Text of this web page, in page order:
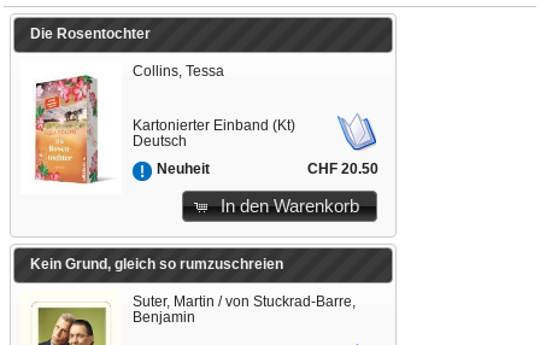
Die Rosentochter
Collins, Tessa
Kartonierter Einband (Kt)
Deutsch
Neuheit
CHF 20.50
In den Warenkorb
Kein Grund, gleich so rumzuschreien
Suter, Martin / von Stuckrad-Barre,
Benjamin